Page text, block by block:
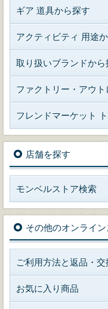
ギア 道具から探す
アクティビティ 用途
取り扱いブランドから
ファクトリー・アウ
フレンドマーケット
店舗を探す
モンベルストア検索
その他のオンライ
ご利用方法と返品・
お気に入り商品